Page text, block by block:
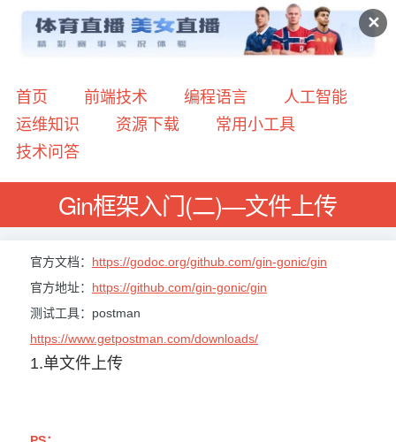
✕
首页 前端技术 编程语言
人工智能
运维知识
资源下载
常用小工具
技术问答
Gin框架入门(二)—文件上传
官方文档： https://godoc.org/github.com/gin-gonic/gin
官方地址： https://github.com/gin-gonic/gin
测试工具：postman
https://www.getpostman.com/downloads/
1.单文件上传